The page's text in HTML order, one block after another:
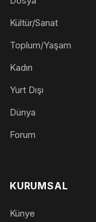
Kültür/Sanat
Toplum/Yaşam
Kadın
Yurt Dışı
Dünya
Forum
KURUMSAL
Künye